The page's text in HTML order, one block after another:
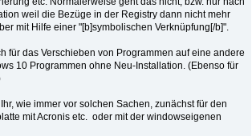
weil die Bezüge in der Registry dann nicht mehr
mit Hilfe einer "[b]symbolischen Verknüpfung[/b]".
für das Verschieben von Programmen auf eine andere
10 Programmen ohne Neu-Installation. (Ebenso für
wie immer vor solchen Sachen, zunächst für den
mit Acronis etc. oder mit der windowseigenen